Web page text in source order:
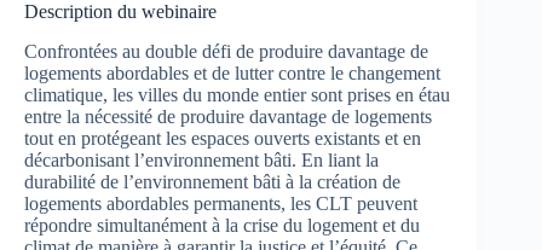
Description du webinaire
Confrontées au double défi de produire davantage de
logements abordables et de lutter contre le changement
climatique, les villes du monde entier sont prises en étau
entre la nécessité de produire davantage de logements
tout en protégeant les espaces ouverts existants et en
décarbonisant l’environnement bâti. En liant la
durabilité de l’environnement bâti à la création de
logements abordables permanents, les CLT peuvent
répondre simultanément à la crise du logement et du